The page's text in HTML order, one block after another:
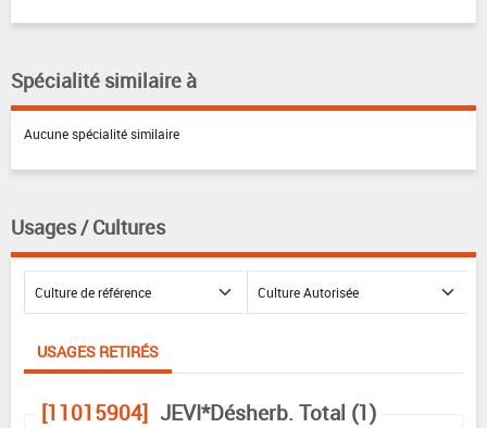
Spécialité similaire à
Aucune spécialité similaire
Usages / Cultures
USAGES RETIRÉS
[11015904] JEVI*Désherb. Total (1)